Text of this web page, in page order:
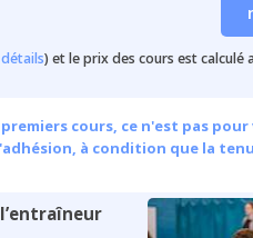
) et le prix des cours est calculé
cours, ce n'est pas pour
à condition que la